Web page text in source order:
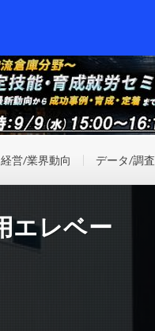
経営/業界動向 データ/調査
エレベー